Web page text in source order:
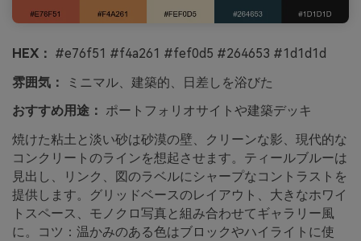
HEX： #e76f51 #f4a261 #fef0d5 #264653 #1d1d1d
雰囲気：
ミニマル、建築的、日差しを浴びた
おすすめ用途： ポートフォリオサイトや建築デッキ
焼けた粘土と淡い砂は砂漠の壁、クリーンな影、現代的な
コンクリートのラインを想起させます。ティールブルーは
見出し、リンク、図のラベルにシャープなコントラストを
提供します。グリッドベースのレイアウト、大きなホワイ
トスペース、モノクロ写真と組み合わせてギャラリー風
に。コツ：温かみのある色はブロックやハイライトに使